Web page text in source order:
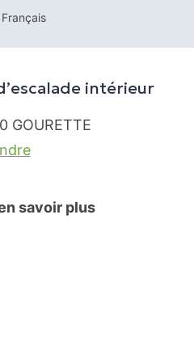
Français
intérieur
GOURETTE
savoir plus